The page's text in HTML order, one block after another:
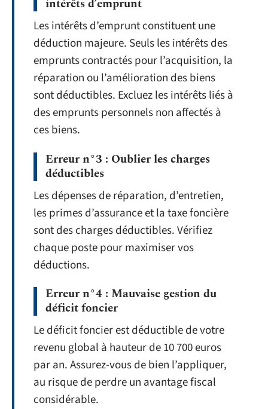
intérêts d’emprunt
Les intérêts d’emprunt constituent une
déduction majeure. Seuls les intérêts des
emprunts contractés pour l’acquisition, la
réparation ou l’amélioration des biens
sont déductibles. Excluez les intérêts liés à
des emprunts personnels non affectés à
ces biens.
Erreur n°3 : Oublier les charges
déductibles
Les dépenses de réparation, d’entretien,
les primes d’assurance et la taxe foncière
sont des charges déductibles. Vérifiez
chaque poste pour maximiser vos
déductions.
Erreur n°4 : Mauvaise gestion du
déficit foncier
Le déficit foncier est déductible de votre
revenu global à hauteur de 10 700 euros
par an. Assurez-vous de bien l’appliquer,
au risque de perdre un avantage fiscal
considérable.